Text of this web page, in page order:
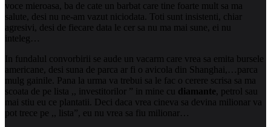
voce mieroasa, ba de cate un barbat care tine foarte mult sa ma
salute, desi nu ne-am vazut niciodata. Toti sunt insistenti, chiar
agresivi, desi de fiecare data le cer sa nu ma mai sune, ei nu
inteleg…
In fundalul convorbirii se aude un vacarm care vrea sa emita bursele
americane, desi suna de parca ar fi o avicola din Shanghai,…parca
mulg gainile. Pana la urma va trebui sa le fac o cerere scrisa sa ma
scoata de pe lista ,, investitorilor ” in mine cu diamante, petrol sau
mai stiu eu ce plantatii. Deci daca vrea cineva sa devina milionar va
pot trece pe ,, lista”, eu nu vrea sa fiu milionar…